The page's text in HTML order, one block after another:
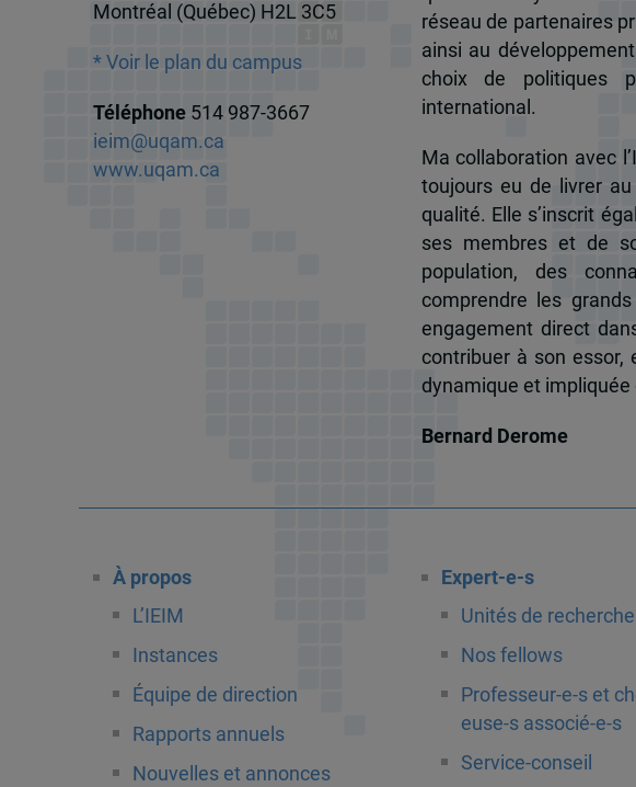
Montréal (Québec) H2L 3C5
* Voir le plan du campus
Téléphone 514 987-3667
ieim@uqam.ca
www.uqam.ca
réseau de partenaires
ainsi au
choix de politiques
international.
Ma collaboration avec
toujours eu de livrer
qualité. Elle s’inscrit
ses membres et de
population, des
comprendre les
engagement direct
contribuer à son essor,
dynamique et impliquée
Bernard Derome
À propos
L’IEIM
Instances
Équipe de direction
Rapports annuels
Nouvelles et annonces
Expert-e-s
Unités de recherche
Nos fellows
Professeur-e-s et
euse-s associé-e-s
Service-conseil